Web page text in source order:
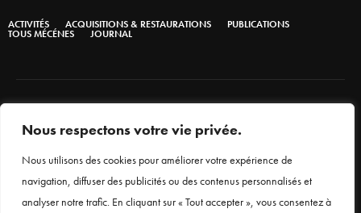
Nous respectons votre vie privée.
Nous utilisons des cookies pour améliorer votre expérience de
navigation, diffuser des publicités ou des contenus personnalisés et
analyser notre trafic. En cliquant sur « Tout accepter », vous consentez à
ACTIVITÉS ACQUISITIONS & RESTAURATIONS PUBLICATIONS
TOUS MÉCÉNES JOURNAL